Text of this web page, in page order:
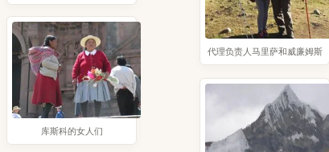
代理负责人马里萨和威廉姆斯
库斯科的女人们